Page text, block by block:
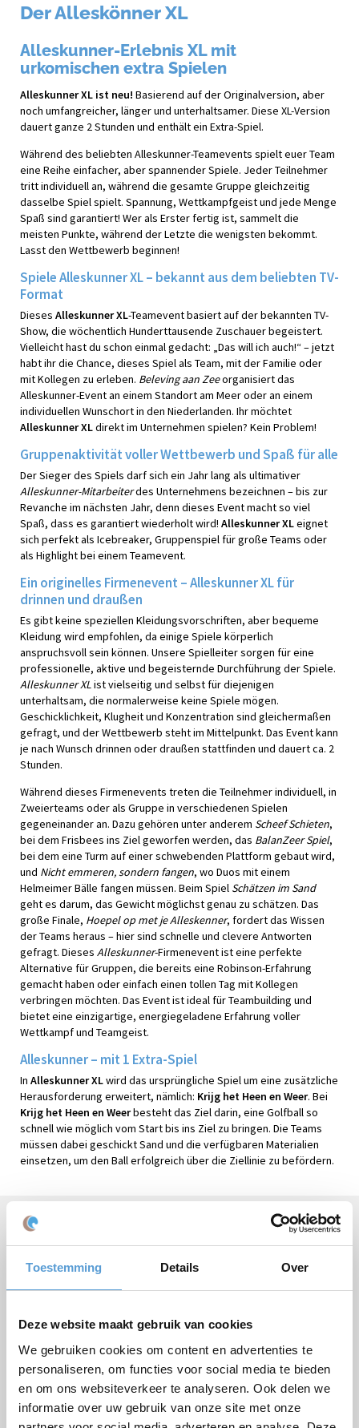
Toestemming Details Over
Deze website maakt gebruik van cookies
We gebruiken cookies om content en advertenties te
personaliseren, om functies voor social media te bieden
en om ons websiteverkeer te analyseren. Ook delen we
informatie over uw gebruik van onze site met onze
Der Alleskönner XL
Alleskunner-Erlebnis XL mit
urkomischen extra Spielen
Alleskunner XL ist neu! Basierend auf der Originalversion, aber
noch umfangreicher, länger und unterhaltsamer. Diese XL-Version
dauert ganze 2 Stunden und enthält ein Extra-Spiel.
Während des beliebten Alleskunner-Teamevents spielt euer Team
eine Reihe einfacher, aber spannender Spiele. Jeder Teilnehmer
tritt individuell an, während die gesamte Gruppe gleichzeitig
dasselbe Spiel spielt. Spannung, Wettkampfgeist und jede Menge
Spaß sind garantiert! Wer als Erster fertig ist, sammelt die
meisten Punkte, während der Letzte die wenigsten bekommt.
Lasst den Wettbewerb beginnen!
Spiele Alleskunner XL – bekannt aus dem beliebten TV-
Format
Dieses Alleskunner XL-Teamevent basiert auf der bekannten TV-
Show, die wöchentlich Hunderttausende Zuschauer begeistert.
Vielleicht hast du schon einmal gedacht: „Das will ich auch!“ – jetzt
habt ihr die Chance, dieses Spiel als Team, mit der Familie oder
mit Kollegen zu erleben. Beleving aan Zeeorganisiert das
Alleskunner-Event an einem Standort am Meer oder an einem
individuellen Wunschort in den Niederlanden. Ihr möchtet
Alleskunner XLdirekt im Unternehmen spielen? Kein Problem!
Gruppenaktivität voller Wettbewerb und Spaß für alle
Der Sieger des Spiels darf sich ein Jahr lang als ultimativer
Alleskunner-Mitarbeiterdes Unternehmens bezeichnen – bis zur
Revanche im nächsten Jahr, denn dieses Event macht so viel
Spaß, dass es garantiert wiederholt wird! Alleskunner XLeignet
sich perfekt als Icebreaker, Gruppenspiel für große Teams oder
als Highlight bei einem Teamevent.
Ein originelles Firmenevent – Alleskunner XL für
drinnen und draußen
Es gibt keine speziellen Kleidungsvorschriften, aber bequeme
Kleidung wird empfohlen, da einige Spiele körperlich
anspruchsvoll sein können. Unsere Spielleiter sorgen für eine
professionelle, aktive und begeisternde Durchführung der Spiele.
Alleskunner XL ist vielseitig und selbst für diejenigen
unterhaltsam, die normalerweise keine Spiele mögen.
Geschicklichkeit, Klugheit und Konzentration sind gleichermaßen
gefragt, und der Wettbewerb steht im Mittelpunkt. Das Event kann
je nach Wunsch drinnen oder draußen stattfinden und dauert ca. 2
Stunden.
Während dieses Firmenevents treten die Teilnehmer individuell, in
Zweierteams oder als Gruppe in verschiedenen Spielen
gegeneinander an. Dazu gehören unter anderem Scheef Schieten,
bei dem Frisbees ins Ziel geworfen werden, das BalanZeer Spiel,
bei dem eine Turm auf einer schwebenden Plattform gebaut wird,
und Nicht emmeren, sondern fangen, wo Duos mit einem
Helmeimer Bälle fangen müssen. Beim Spiel Schätzen im Sand
geht es darum, das Gewicht möglichst genau zu schätzen. Das
große Finale, Hoepel op met je Alleskenner, fordert das Wissen
der Teams heraus – hier sind schnelle und clevere Antworten
gefragt. Dieses Alleskunner-Firmenevent ist eine perfekte
Alternative für Gruppen, die bereits eine Robinson-Erfahrung
gemacht haben oder einfach einen tollen Tag mit Kollegen
verbringen möchten. Das Event ist ideal für Teambuilding und
bietet eine einzigartige, energiegeladene Erfahrung voller
Wettkampf und Teamgeist.
Alleskunner – mit 1 Extra-Spiel
In Alleskunner XLwird das ursprüngliche Spiel um eine zusätzliche
Herausforderung erweitert, nämlich: Krijg het Heen en Weer. Bei
Krijg het Heen en Weerbesteht das Ziel darin, eine Golfball so
schnell wie möglich vom Start bis ins Ziel zu bringen. Die Teams
müssen dabei geschickt Sand und die verfügbaren Materialien
einsetzen, um den Ball erfolgreich über die Ziellinie zu befördern.
Frageper E-Mail
Kostenloses Angebot:
Paket